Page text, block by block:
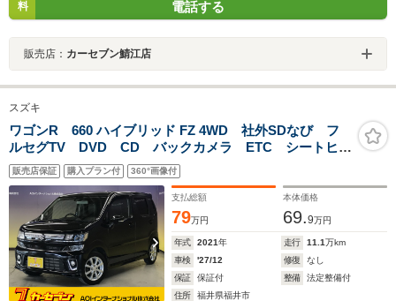
料
電話する
販売店： カーセブン鯖江店
スズキ
ワゴンR 660 ハイブリッド FZ 4WD 社外SDなび フ
ルセグTV DVD CD バックカメラ ETC シートヒー
ター 車線逸脱防止 衝突軽減ブレーキ オートハイビ
ーム オートLEDライト 純正14インチアルミホイール
販売店保証 購入プラン付 360°画像付
支払総額
79万円
本体価格
69.9万円
年式 2021年 走行 11.1万km
車検
'27/12 修復
なし
保証
保証付 整備
法定整備付
住所
福井県福井市